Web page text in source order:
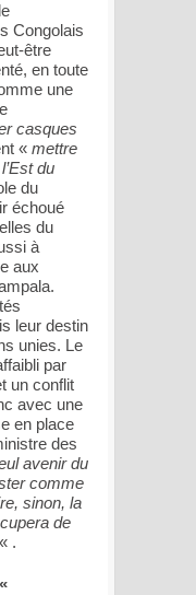
Congolais
être
en toute
une
casques
« mettre
du
du
échoué
du
à
aux
leur destin
unies. Le
par
un conflit
avec une
en place
des
avenir du
comme
sinon, la
de
« .
«